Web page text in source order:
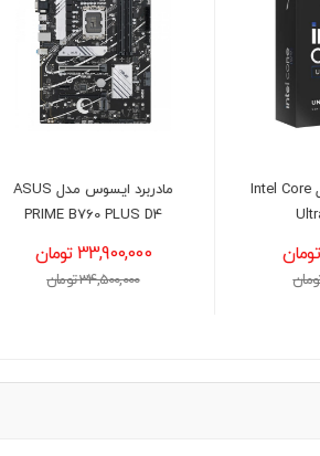
مادربرد ایسوس مدل ASUS
PRIME
رم کامپیوتر کروشیال مدل
Crucial 16GB DDR4
19,200,000 تومان